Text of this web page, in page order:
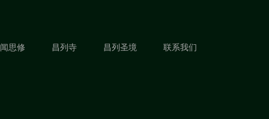
闻思修 昌列寺 昌列圣境 联系我们